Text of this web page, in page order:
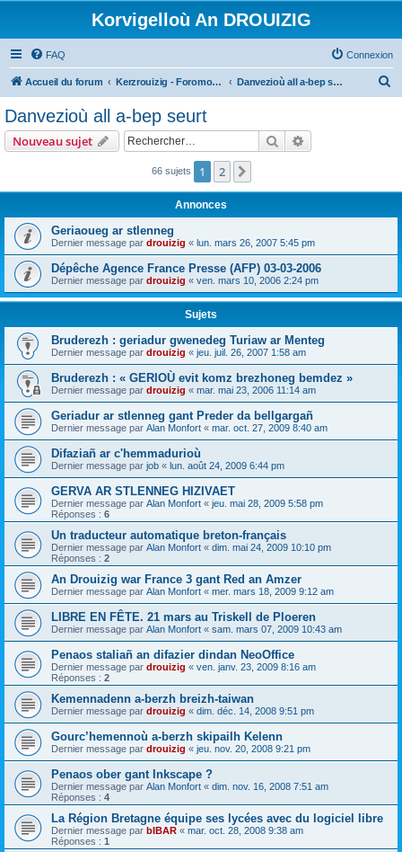
Korvigelloù An DROUIZIG
FAQ Connexion
Accueil du forum Kerzrouizig - Foromoù An Drouizig Danvezioù all a-bep seurt
e
Danvezioù all a-bep seurt
Nouveau sujet Rechercher
66 sujets 1 2
Annonces
Geriaoueg ar stlenneg
Dernier message par drouizig « lun. mars 26, 2007 5:45 pm
Dépêche Agence France Presse (AFP) 03-03-2006
Dernier message par drouizig « ven. mars 10, 2006 2:24 pm
Sujets
Bruderezh : geriadur gwenedeg Turiaw ar Menteg
Dernier message par drouizig « jeu. juil. 26, 2007 1:58 am
Bruderezh : « GERIOÙ evit komz brezhoneg bemdez »
Dernier message par drouizig « mar. mai 23, 2006 11:14 am
Geriadur ar stlenneg gant Preder da bellgargañ
Dernier message par Alan Monfort « mar. oct. 27, 2009 8:40 am
Difaziañ ar c'hemmadurioù
Dernier message par job « lun. août 24, 2009 6:44 pm
GERVA AR STLENNEG HIZIVAET
Dernier message par Alan Monfort « jeu. mai 28, 2009 5:58 pm
Réponses : 6
Un traducteur automatique breton-français
Dernier message par Alan Monfort « dim. mai 24, 2009 10:10 pm
Réponses : 2
An Drouizig war France 3 gant Red an Amzer
Dernier message par Alan Monfort « mer. mars 18, 2009 9:12 am
LIBRE EN FÊTE. 21 mars au Triskell de Ploeren
Dernier message par Alan Monfort « sam. mars 07, 2009 10:43 am
Penaos staliañ an difazier dindan NeoOffice
Dernier message par drouizig « ven. janv. 23, 2009 8:16 am
Réponses : 2
Kemennadenn a-berzh breizh-taiwan
Dernier message par drouizig « dim. déc. 14, 2008 9:51 pm
Gourc’hemennoù a-berzh skipailh Kelenn
Dernier message par drouizig « jeu. nov. 20, 2008 9:21 pm
Penaos ober gant Inkscape ?
Dernier message par Alan Monfort « dim. nov. 16, 2008 7:51 am
Réponses : 4
La Région Bretagne équipe ses lycées avec du logiciel libre
Dernier message par bIBAR « mar. oct. 28, 2008 9:38 am
Réponses : 1